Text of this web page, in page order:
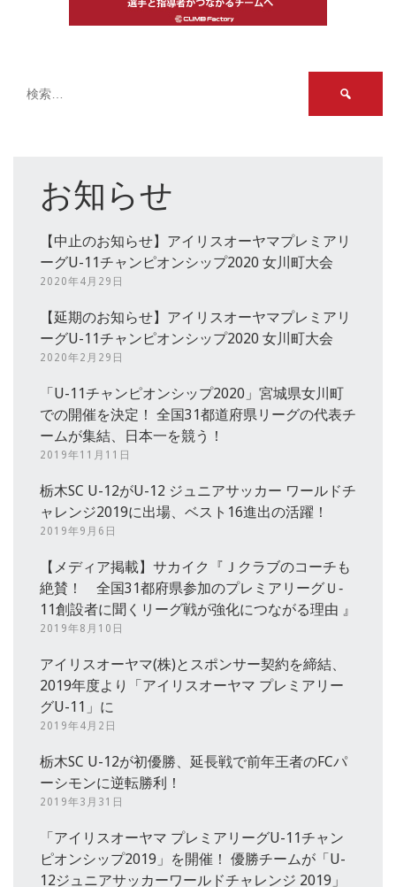
お知らせ
【中止のお知らせ】アイリスオーヤマプレミアリ
ーグU-11チャンピオンシップ2020 女川町大会
2020年4月29日
【延期のお知らせ】アイリスオーヤマプレミアリ
ーグU-11チャンピオンシップ2020 女川町大会
2020年2月29日
「U-11チャンピオンシップ2020」宮城県女川町
での開催を決定！ 全国31都道府県リーグの代表チ
ームが集結、日本一を競う！
2019年11月11日
栃木SC U-12がU-12 ジュニアサッカー ワールドチ
ャレンジ2019に出場、ベスト16進出の活躍！
2019年9月6日
【メディア掲載】サカイク『Ｊクラブのコーチも
絶賛！ 全国31都府県参加のプレミアリーグＵ‐
11創設者に聞くリーグ戦が強化につながる理由 』
2019年8月10日
アイリスオーヤマ(株)とスポンサー契約を締結、
2019年度より「アイリスオーヤマ プレミアリー
グU-11」に
2019年4月2日
栃木SC U-12が初優勝、延長戦で前年王者のFCパ
ーシモンに逆転勝利！
2019年3月31日
「アイリスオーヤマ プレミアリーグU-11チャン
ピオンシップ2019」を開催！ 優勝チームが「U-
12ジュニアサッカーワールドチャレンジ 2019」